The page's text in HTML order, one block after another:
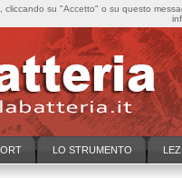
LO STRUMENTO
su "Accetto" o su questo